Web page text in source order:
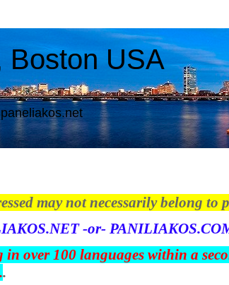
Boston USA
may not necessarily belong to
-or-
over 100 languages within a
.